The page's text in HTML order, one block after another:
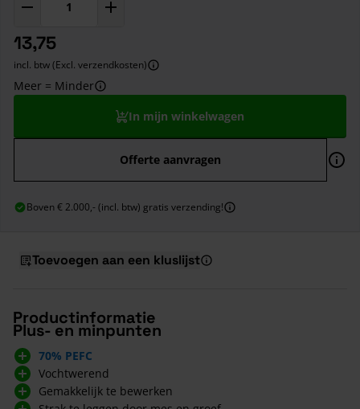
13,75
incl. btw (Excl. verzendkosten)
Meer = Minder
In mijn winkelwagen
Offerte aanvragen
Boven € 2.000,- (incl. btw) gratis verzending!
Toevoegen aan een kluslijst
Productinformatie
Plus- en minpunten
70% PEFC
Vochtwerend
Gemakkelijk te bewerken